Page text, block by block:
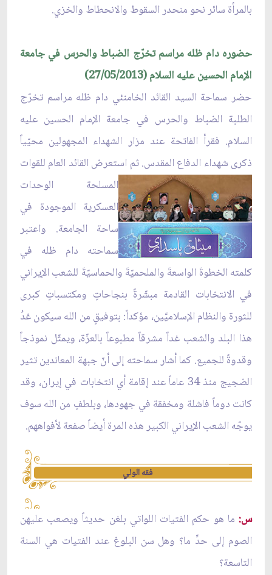
بالمرأة سائر نحو منحدر السقوط والانحطاط والخزي.
حضوره دام ظله مراسم تخرّج الضباط والحرس في جامعة
الإمام الحسين عليه السلام (27/05/2013)
حضر سماحة السيد القائد الخامنئي دام ظله مراسم تخرّج
الطلبة الضباط والحرس في جامعة الإمام الحسين عليه
السلام. فقرأ الفاتحة عند مزار الشهداء المجهولين محيّياً
ذكرى شهداء الدفاع المقدس. ثم استعرض القائد العام للقوات
المسلحة الوحدات
العسكرية الموجودة في
ساحة الجامعة. واعتبر
سماحته دام ظله في
كلمته الخطوةَ الواسعةَ والملحميّةَ والحماسيّةَ للشعب الإيراني
في الانتخابات القادمة مبشّرةً بنجاحاتٍ ومكتسباتٍ كبرى
للثورة والنظام الإسلاميَّين، مؤكداً: بتوفيقٍ من الله سيكون غدُ
هذا البلد والشعب غداً مشرقاً مطبوعاً بالعزّة، ويمثّل نموذجاً
وقدوةً للجميع. كما أشار سماحته إلى أنّ جبهة المعاندين تثير
الضجيج منذ 34 عاماً عند إقامة أي انتخابات في إيران، وقد
كانت دوماً فاشلة ومخفقة في جهودها، وبلطفٍ من الله سوف
يوجّه الشعب الإيراني الكبير هذه المرة أيضاً صفعة لأفواههم.
فقه الولي
س: ما هو حكم الفتيات اللواتي بلغن حديثاً ويصعب عليهن
الصوم إلى حدٍّ ما؟ وهل سن البلوغ عند الفتيات هي السنة
التاسعة؟